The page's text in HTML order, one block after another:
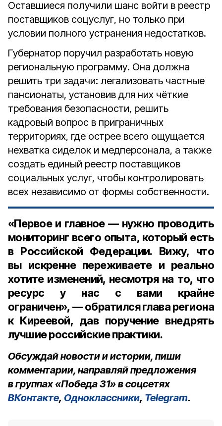
Оставшиеся получили шанс войти в реестр
поставщиков соцуслуг, но только при
условии полного устранения недостатков.
Губернатор поручил разработать новую
региональную программу. Она должна
решить три задачи: легализовать частные
пансионаты, установив для них чёткие
требования безопасности, решить
кадровый вопрос в приграничных
территориях, где острее всего ощущается
нехватка сиделок и медперсонала, а также
создать единый реестр поставщиков
социальных услуг, чтобы контролировать
всех независимо от формы собственности.
«Первое и главное — нужно проводить
мониторинг всего опыта, который есть
в Российской Федерации. Вижу, что
вы искренне переживаете и реально
хотите изменений, несмотря на то, что
ресурс у нас с вами крайне
ограничен», — обратился глава региона
к Киреевой, дав поручение внедрять
лучшие российские практики.
Обсуждай новости и истории, пиши
комментарии, направляй предложения
в группах «Победа 31» в соцсетях
ВКонтакте, Одноклассники, Telegram.